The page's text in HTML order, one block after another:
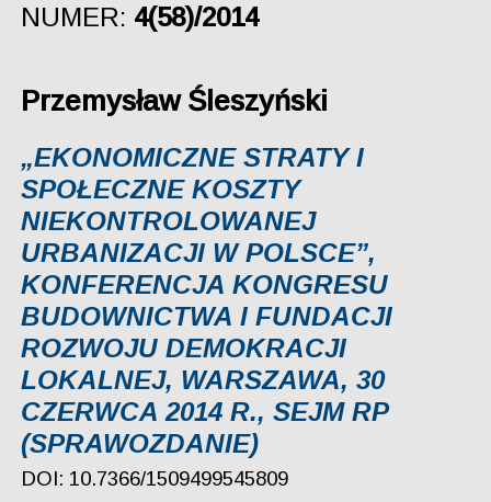
NUMER: 4(58)/2014
Przemysław Śleszyński
„EKONOMICZNE STRATY I
SPOŁECZNE KOSZTY
NIEKONTROLOWANEJ
URBANIZACJI W POLSCE”,
KONFERENCJA KONGRESU
BUDOWNICTWA I FUNDACJI
ROZWOJU DEMOKRACJI
LOKALNEJ, WARSZAWA, 30
CZERWCA 2014 R., SEJM RP
(SPRAWOZDANIE)
DOI: 10.7366/1509499545809